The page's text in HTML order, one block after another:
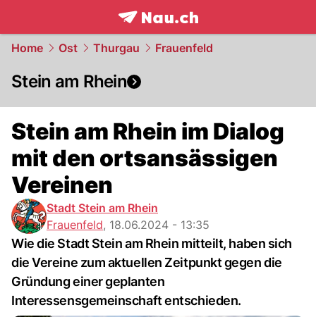
frontpage.NAU.ch
Home Ost Thurgau Frauenfeld
Stein am Rhein
Stein am Rhein im Dialog
mit den ortsansässigen
Vereinen
Stadt Stein am Rhein
Frauenfeld, 18.06.2024 - 13:35
Wie die Stadt Stein am Rhein mitteilt, haben sich
die Vereine zum aktuellen Zeitpunkt gegen die
Gründung einer geplanten
Interessensgemeinschaft entschieden.